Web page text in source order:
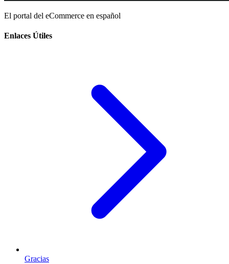
El portal del eCommerce en español
Enlaces Útiles
Gracias